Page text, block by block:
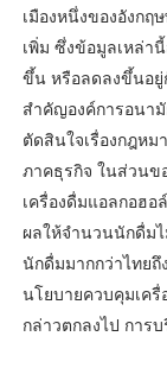
เมืองหนึ่งของอังกฤ
เพิ่ม ซึ่งข้อมูลเหล่า
ขึ้น หรือลดลงขึ้นอยู่
สำคัญองค์การอนา
ตัดสินใจเรื่องกฎห
ภาคธุรกิจ ในส่วนข
เครื่องดื่มแอลกอฮ
ผลให้จำนวนนักดื่ม
นักดื่มมากกว่าไทย
นโยบายควบคุมเครื่
กล่าวตกลงไป การ